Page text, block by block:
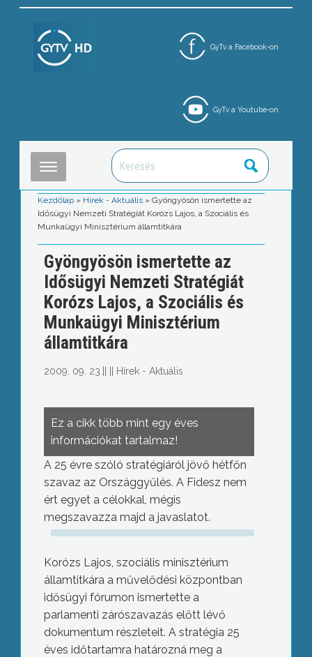
GyTv a Facebook-on
GyTv a Youtube-on
Kezdőlap » Hírek - Aktuális »Gyöngyösön ismertette az
Idősügyi Nemzeti Stratégiát Korózs Lajos, a Szociális és
Munkaügyi Minisztérium államtitkára
Gyöngyösön ismertette az
Idősügyi Nemzeti Stratégiát
Korózs Lajos, a Szociális és
Munkaügyi Minisztérium
államtitkára
2009. 09. 23. Hírek - Aktuális
Ez a cikk több mint egy éves
információkat tartalmaz!
A 25 évre szóló stratégiáról jövő hétfőn
szavaz az Országgyűlés. A Fidesz nem
ért egyet a célokkal, mégis
megszavazza majd a javaslatot.
Korózs Lajos, szociális minisztérium
államtitkára a művelődési központban
idősügyi fórumon ismertette a
parlamenti zárószavazás előtt lévő
dokumentum részleteit. A stratégia 25
éves időtartamra határozná meg a